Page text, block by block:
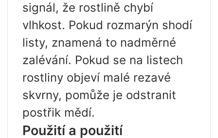
signál, že rostlině chybí
vlhkost. Pokud rozmarýn shodí
listy, znamená to nadměrné
zalévání. Pokud se na listech
rostliny objeví malé rezavé
skvrny, pomůže je odstranit
postřik mědí.
Použití a použití